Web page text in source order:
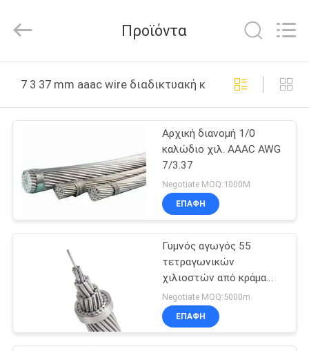
ΠΡΟΪΌΝΤΑ
ΠΕΡΊΠΟΥ
ΕΜΕΊΣ
ΓΎΡΟΣ
ΕΡΓΟΣΤΑΣΊΩΝ
ΠΟΙΟΤΙΚΌΣ
ΈΛΕΓΧΟΣ
Reserved.
Προϊόντα
7 3 37 mm aaac wire διαδικτυακή κατασκευή
Αρχική διανομή 1/0
καλώδιο χιλ. AAAC AWG
7/3.37
Negotiate MOQ:1000M
ΕΠΑΦΉ
Γυμνός αγωγός 55
τετραγωνικών
χιλιοστών από κράμα
αλουμινίου αγωγός 34 τ.
Negotiate MOQ:5000m
ΕΠΑΦΉ